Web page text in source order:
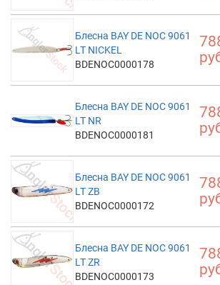
Блесна BAY DE NOC 9061
LT NICKEL
BDENOC0000178
Блесна BAY DE NOC 9061
LT NR
BDENOC0000181
Блесна BAY DE NOC 9061
LT ZB
BDENOC0000172
Блесна BAY DE NOC 9061
LT ZR
BDENOC0000173